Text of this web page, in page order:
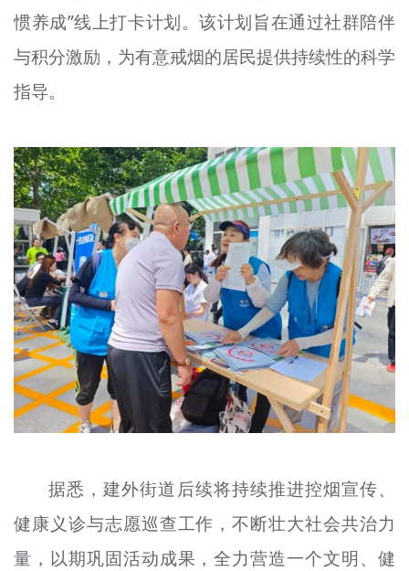
惯养成”线上打卡计划。该计划旨在通过社群陪伴
与积分激励，为有意戒烟的居民提供持续性的科学
指导。
据悉，建外街道后续将持续推进控烟宣传、
健康义诊与志愿巡查工作，不断壮大社会共治力
量，以期巩固活动成果，全力营造一个文明、健